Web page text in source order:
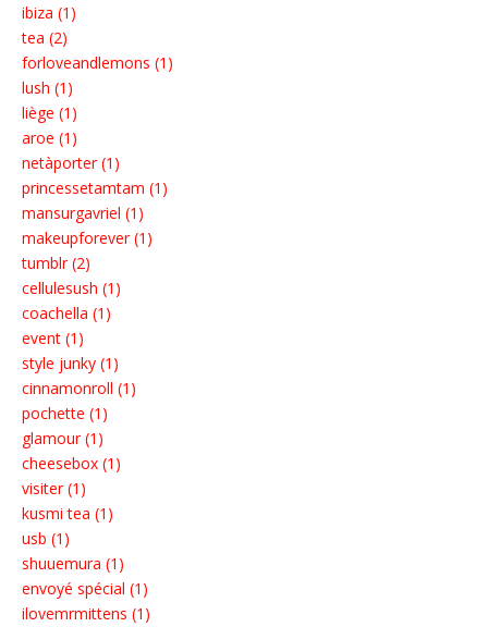
ibiza (1)
tea (2)
forloveandlemons (1)
lush (1)
liège (1)
aroe (1)
netàporter (1)
princessetamtam (1)
mansurgavriel (1)
makeupforever (1)
tumblr (2)
cellulesush (1)
coachella (1)
event (1)
style junky (1)
cinnamonroll (1)
pochette (1)
glamour (1)
cheesebox (1)
visiter (1)
kusmi tea (1)
usb (1)
shuuemura (1)
envoyé spécial (1)
ilovemrmittens (1)